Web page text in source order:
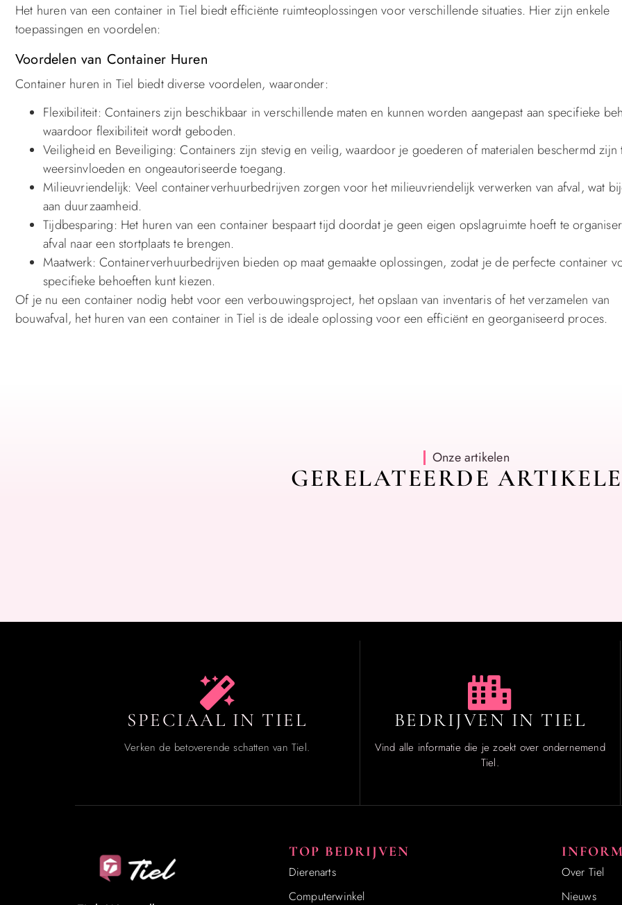
Het huren van een container in Tiel biedt efficiënte ruimteoplossingen voor verschillende situaties. Hier zijn enkele
toepassingen en voordelen:
Voordelen van Container Huren
Container huren in Tiel biedt diverse voordelen, waaronder:
Flexibiliteit: Containers zijn beschikbaar in verschillende maten en kunnen worden aangepast aan specifieke
waardoor flexibiliteit wordt geboden.
Veiligheid en Beveiliging: Containers zijn stevig en veilig, waardoor je goederen of materialen beschermd zijn
weersinvloeden en ongeautoriseerde toegang.
Milieuvriendelijk: Veel containerverhuurbedrijven zorgen voor het milieuvriendelijk verwerken van afval, wat
aan duurzaamheid.
Tijdbesparing: Het huren van een container bespaart tijd doordat je geen eigen opslagruimte hoeft te
afval naar een stortplaats te brengen.
Maatwerk: Containerverhuurbedrijven bieden op maat gemaakte oplossingen, zodat je de perfecte container
specifieke behoeften kunt kiezen.
Of je nu een container nodig hebt voor een verbouwingsproject, het opslaan van inventaris of het verzamelen van
bouwafval, het huren van een container in Tiel is de ideale oplossing voor een efficiënt en georganiseerd proces.
Onze artikelen
GERELATEERDE
SPECIAAL IN TIEL
Verken de betoverende schatten van Tiel.
BEDRIJVEN IN TIEL
Vind alle informatie die je zoekt over ondernemend
Tiel.
Over Tiel
Nieuws
TOP BEDRIJVEN
Dierenarts
Computerwinkel